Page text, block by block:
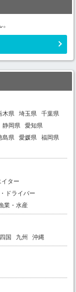
木県 埼玉県
千葉県
静岡県
愛知県
島県 愛媛県
福岡県
ター
ドライバー
業・水産
国 九州 沖縄